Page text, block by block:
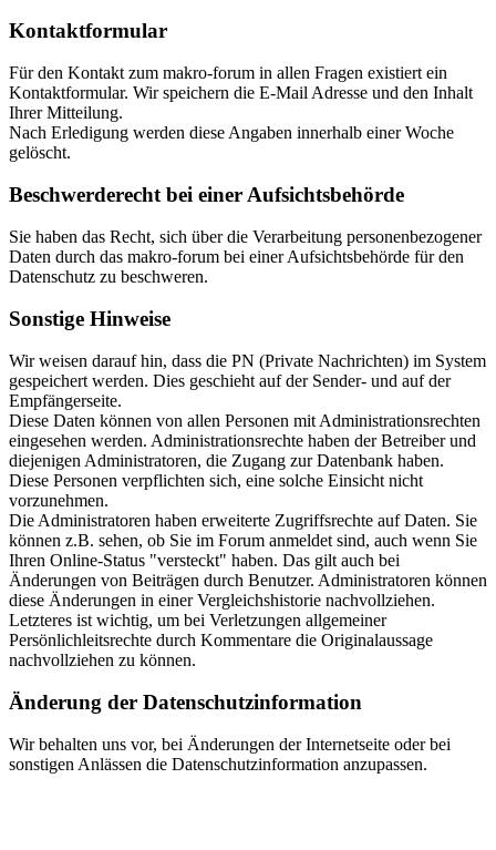
Kontaktformular
Für den Kontakt zum makro-forum in allen Fragen existiert ein
Kontaktformular. Wir speichern die E-Mail Adresse und den Inhalt
Ihrer Mitteilung.
Nach Erledigung werden diese Angaben innerhalb einer Woche
gelöscht.
Beschwerderecht bei einer Aufsichtsbehörde
Sie haben das Recht, sich über die Verarbeitung personenbezogener
Daten durch das makro-forum bei einer Aufsichtsbehörde für den
Datenschutz zu beschweren.
Sonstige Hinweise
Wir weisen darauf hin, dass die PN (Private Nachrichten) im System
gespeichert werden. Dies geschieht auf der Sender- und auf der
Empfängerseite.
Diese Daten können von allen Personen mit Administrationsrechten
eingesehen werden. Administrationsrechte haben der Betreiber und
diejenigen Administratoren, die Zugang zur Datenbank haben.
Diese Personen verpflichten sich, eine solche Einsicht nicht
vorzunehmen.
Die Administratoren haben erweiterte Zugriffsrechte auf Daten. Sie
können z.B. sehen, ob Sie im Forum anmeldet sind, auch wenn Sie
Ihren Online-Status "versteckt" haben. Das gilt auch bei
Änderungen von Beiträgen durch Benutzer. Administratoren können
diese Änderungen in einer Vergleichshistorie nachvollziehen.
Letzteres ist wichtig, um bei Verletzungen allgemeiner
Persönlichleitsrechte durch Kommentare die Originalaussage
nachvollziehen zu können.
Änderung der Datenschutzinformation
Wir behalten uns vor, bei Änderungen der Internetseite oder bei
sonstigen Anlässen die Datenschutzinformation anzupassen.